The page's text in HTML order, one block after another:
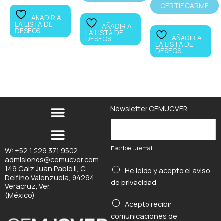
AÑADIR A
LA LISTA DE
DESEOS AÑADIR A
LA LISTA DE
DESEOS
CERTIFICARME
AÑADIR A
LA LISTA DE
DESEOS
W: +52 1 229 371 9502
admisiones@cemucver.com
149 Calz Juan Pablo II, C.
Delfino Valenzuela, 94294
Veracruz, Ver.
(México)
Newsletter CEMUCVER
t
t
E
s
r
i
c
b
t
Escribe tu email
He leído y acepto el aviso
de privacidad
Acepto recibir
comunicaciones de